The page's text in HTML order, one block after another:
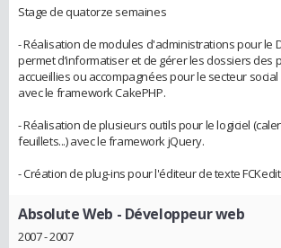
Stage de quatorze semaines
- Réalisation de modules d'administrations pour le
permet d’informatiser et de gérer les dossiers des
accueillies ou accompagnées pour le secteur social
avec le framework CakePHP.
- Réalisation de plusieurs outils pour le logiciel
feuillets...) avec le framework jQuery.
- Création de plug-ins pour l'éditeur de texte
Absolute Web - Développeur web
2007 - 2007